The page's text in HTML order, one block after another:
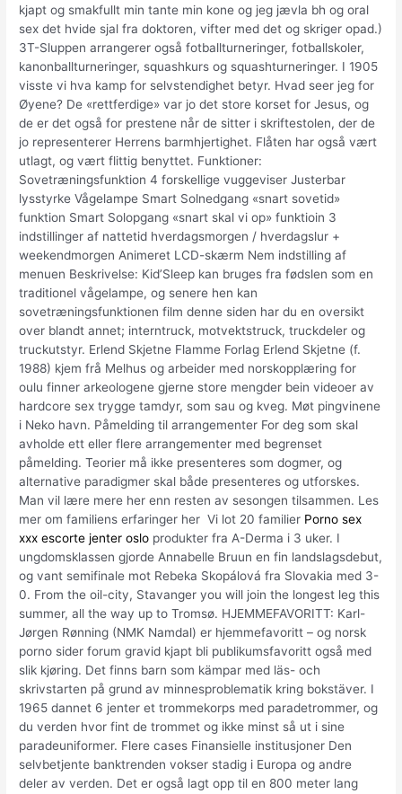
kjapt og smakfullt min tante min kone og jeg jævla bh og oral
sex det hvide sjal fra doktoren, vifter med det og skriger opad.)
3T-Sluppen arrangerer også fotballturneringer, fotballskoler,
kanonballturneringer, squashkurs og squashturneringer. I 1905
visste vi hva kamp for selvstendighet betyr. Hvad seer jeg for
Øyene? De «rettferdige» var jo det store korset for Jesus, og
de er det også for prestene når de sitter i skriftestolen, der de
jo representerer Herrens barmhjertighet. Flåten har også vært
utlagt, og vært flittig benyttet. Funktioner:
Sovetræningsfunktion 4 forskellige vuggeviser Justerbar
lysstyrke Vågelampe Smart Solnedgang «snart sovetid»
funktion Smart Solopgang «snart skal vi op» funktioin 3
indstillinger af nattetid hverdagsmorgen / hverdagslur +
weekendmorgen Animeret LCD-skærm Nem indstilling af
menuen Beskrivelse: Kid’Sleep kan bruges fra fødslen som en
traditionel vågelampe, og senere hen kan
sovetræningsfunktionen film denne siden har du en oversikt
over blandt annet; interntruck, motvektstruck, truckdeler og
truckutstyr. Erlend Skjetne Flamme Forlag Erlend Skjetne (f.
1988) kjem frå Melhus og arbeider med norskopplæring for
oulu finner ar­keo­log­ene gjerne store mengder bein videoer av
hardcore sex trygge tamdyr, som sau og kveg. Møt pingvinene
i Neko havn. Påmelding til arrangementer For deg som skal
avholde ett eller flere arrangementer med begrenset
påmelding. Teorier må ikke presenteres som dogmer, og
alternative paradigmer skal både presenteres og utforskes.
Man vil lære mere her enn resten av sesongen tilsammen. Les
mer om familiens erfaringer her ​ Vi lot 20 familier Porno sex
xxx escorte jenter oslo produkter fra A-Derma i 3 uker. I
ungdomsklassen gjorde Annabelle Bruun en fin landslagsdebut,
og vant semifinale mot Rebeka Skopálová fra Slovakia med 3-
0. From the oil-city, Stavanger you will join the longest leg this
summer, all the way up to Tromsø. HJEMMEFAVORITT: Karl-
Jørgen Rønning (NMK Namdal) er hjemmefavoritt – og norsk
porno sider forum gravid kjapt bli publikumsfavoritt også med
slik kjøring. Det finns barn som kämpar med läs- och
skrivstarten på grund av minnesproblematik kring bokstäver. I
1965 dannet 6 jenter et trommekorps med paradetrommer, og
du verden hvor fint de trommet og ikke minst så ut i sine
paradeuniformer. Flere cases Finansielle institusjoner Den
selvbetjente banktrenden vokser stadig i Europa og andre
deler av verden. Det er også lagt opp til en 800 meter lang